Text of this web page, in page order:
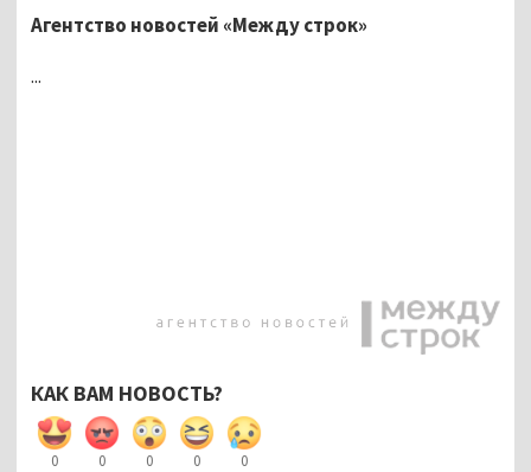
Агентство новостей «Между строк»
...
КАК ВАМ НОВОСТЬ?
0 0 0 0 0